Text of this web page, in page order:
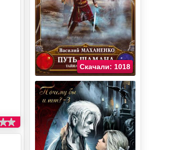
Скачали: 1018